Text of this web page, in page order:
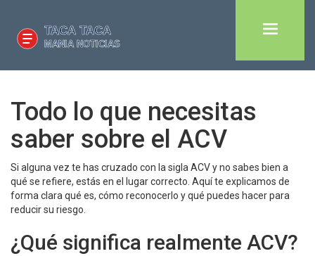
Todo lo que necesitas
saber sobre el ACV
Si alguna vez te has cruzado con la sigla ACV y no sabes bien a
qué se refiere, estás en el lugar correcto. Aquí te explicamos de
forma clara qué es, cómo reconocerlo y qué puedes hacer para
reducir su riesgo.
¿Qué significa realmente ACV?